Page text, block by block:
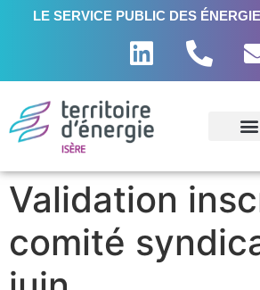
LE SERVICE PUBLIC DES
Validation
comité